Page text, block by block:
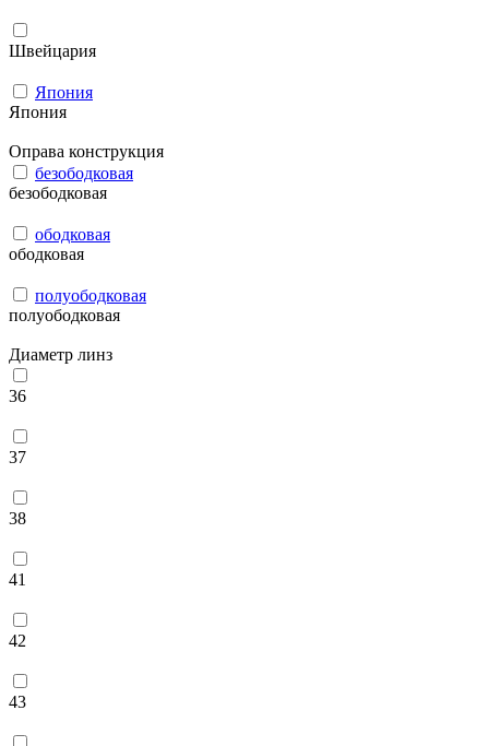
Швейцария
Япония
Япония
Оправа конструкция
безободковая
безободковая
ободковая
ободковая
полуободковая
полуободковая
Диаметр линз
36
37
38
41
42
43